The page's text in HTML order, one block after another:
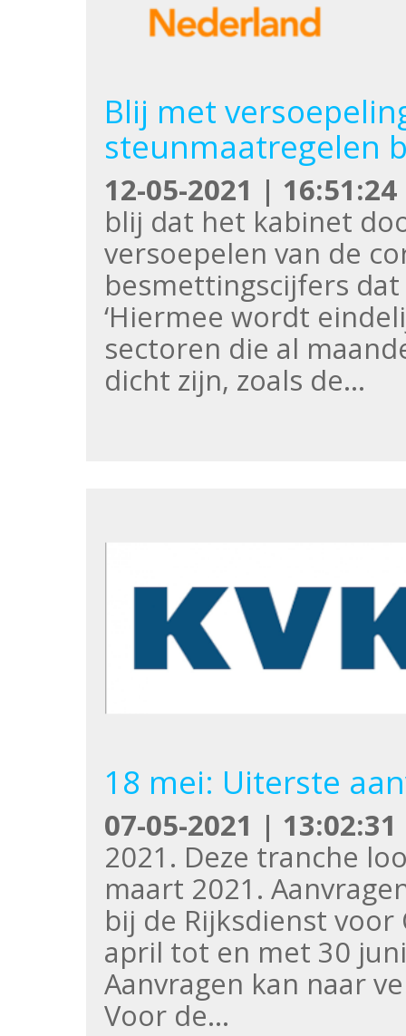
Blij met
steunmaatregelen
12-05-2021 | 16:51:24
blij dat het kabinet
versoepelen van de
besmettingscijfers
‘Hiermee wordt
sectoren die al
dicht zijn, zoals de…
18 mei: Uiterste
07-05-2021 | 13:02:31
2021. Deze tranche
maart 2021.
bij de Rijksdienst
april tot en met 30
Aanvragen kan naar
Voor de…